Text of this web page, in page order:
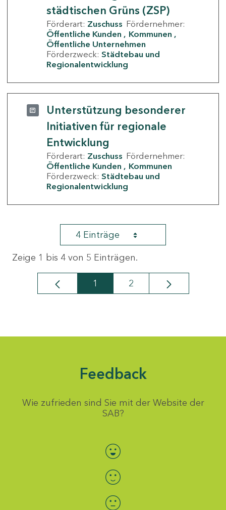
städtischen Grüns (ZSP)
Förderart: Zuschuss Fördernehmer:
Öffentliche Kunden
Kommunen
Öffentliche Unternehmen
Förderzweck: Städtebau und
Regionalentwicklung
Unterstützung besonderer
Initiativen für regionale
Entwicklung
Förderart: Zuschuss Fördernehmer:
Öffentliche Kunden
Kommunen
Förderzweck: Städtebau und
Regionalentwicklung
4 Einträge
Zeige 1 bis 4 von 5 Einträgen.
Seite
1 Seite
2
Feedback
Wie zufrieden sind Sie mit der Website der
SAB?
Bewertung auswählen